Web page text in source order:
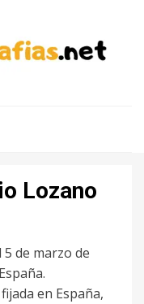
Lozano
de marzo de
en España,